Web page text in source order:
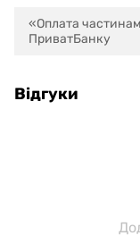
«Оплата
ПриватБанку
Відгуки